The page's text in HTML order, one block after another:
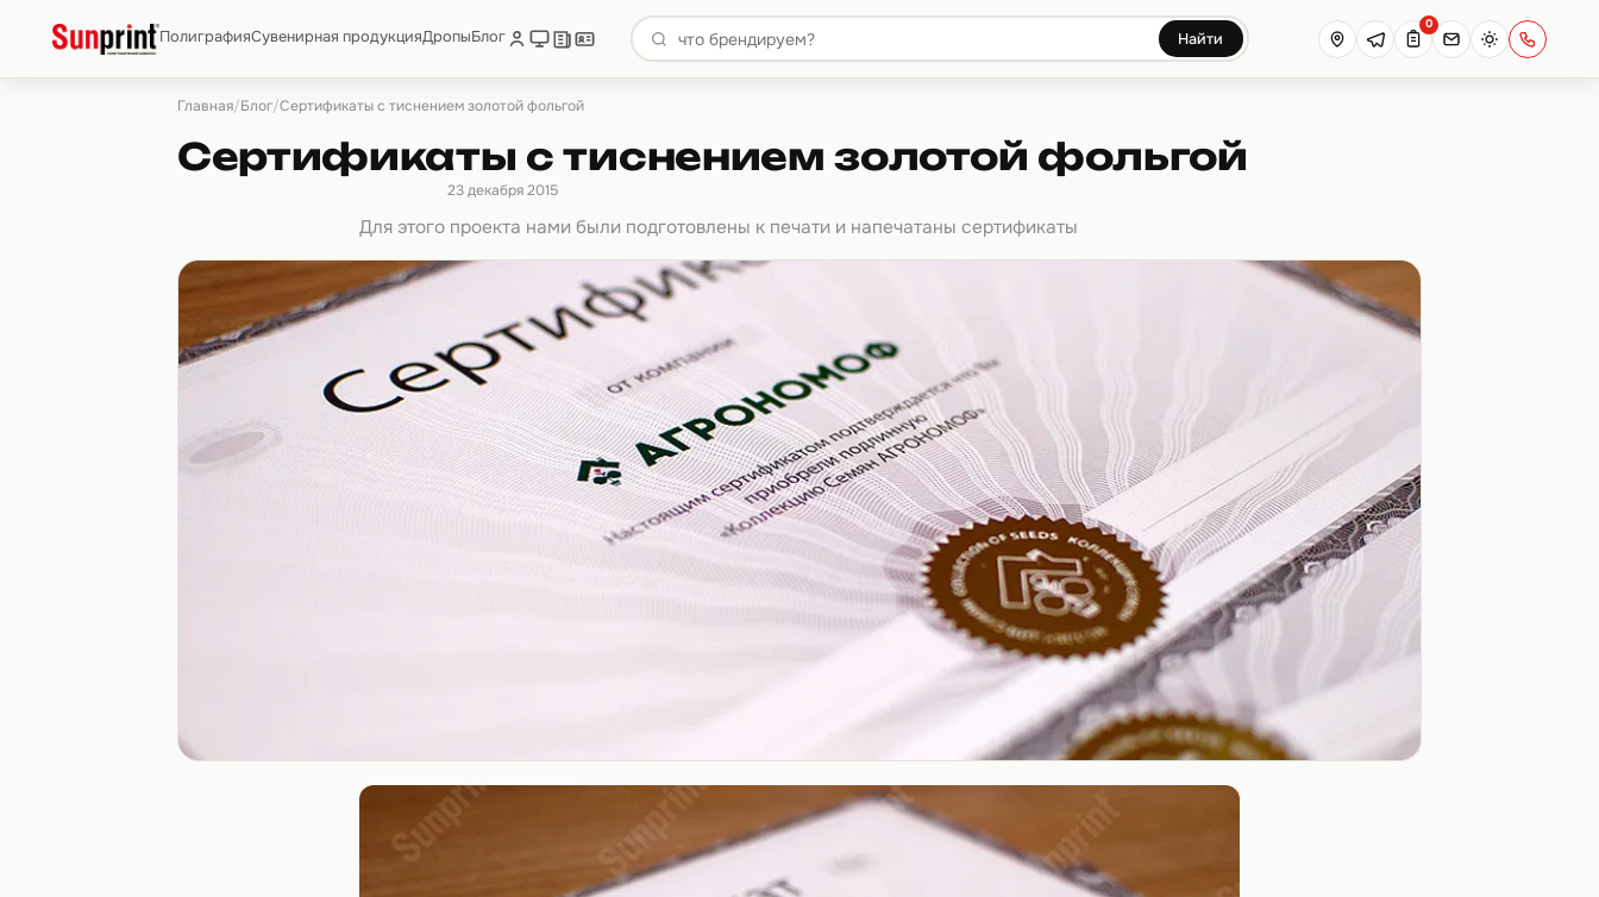
ПолиграфияСувенирная продукцияДропыБлог Найти
0
Главная/Блог/Сертификаты с тиснением золотой фольгой
Сертификаты с тиснением золотой фольгой
23 декабря 2015
Для этого проекта нами были подготовлены к печати и напечатаны сертификаты